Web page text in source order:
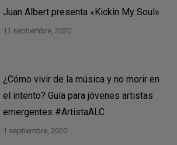
Juan Albert presenta «Kickin My Soul»
11 septiembre, 2020
¿Cómo vivir de la música y no morir en
el intento? Guía para jóvenes artistas
emergentes #ArtistaALC
1 septiembre, 2020